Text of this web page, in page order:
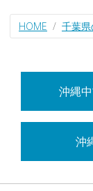
HOME 千葉
沖縄
沖